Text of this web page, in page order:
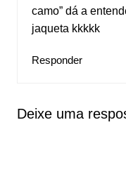
camo” dá a
jaqueta kkkkk
Responder
Deixe uma